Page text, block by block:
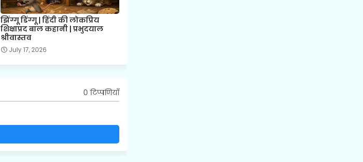
झिंग्गू डिंग्गू | हिंदी की लोकप्रिय
शिक्षाप्रद बाल कहानी | प्रभुदयाल
श्रीवास्तव
July 17, 2026
0 टिप्पणियाँ